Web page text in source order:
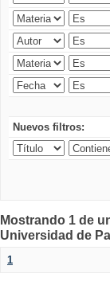
Nuevos filtros:
Mostrando 1 de
Universidad de
1